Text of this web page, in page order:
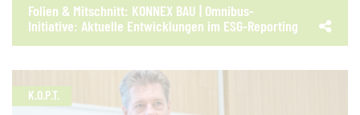
Folien & Mitschnitt: KONNEX BAU | Omnibus-
Initiative: Aktuelle Entwicklungen im ESG-Reporting
K.O.P.T.